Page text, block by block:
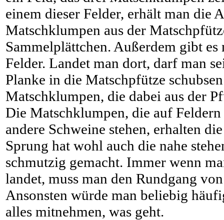
einem dieser Felder, erhält man die
Matschklumpen aus der
Sammelplättchen. Außerdem gibt
Felder. Landet man dort, darf man
Planke in die Matschpfütze
Matschklumpen, die dabei aus der
Die Matschklumpen, die auf
andere Schweine stehen, erhalten
Sprung hat wohl auch die nahe
schmutzig gemacht. Immer wenn
landet, muss man den Rundgang
Ansonsten würde man beliebig
alles mitnehmen, was geht.